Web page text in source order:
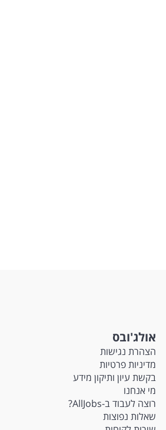
אולג'ובס
הצהרת נגישות
מדיניות פרטיות
בקשת עיון ותיקון מידע
מי אנחנו
רוצה לעבוד ב-AllJobs?
שאלות נפוצות